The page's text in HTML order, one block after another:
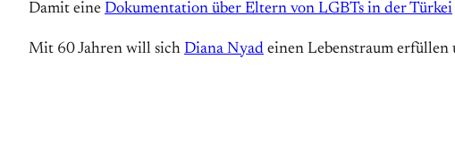
Damit eine Dokumentation über Eltern von LGBTs in der Türkei
Mit 60 Jahren will sich Diana Nyad einen Lebenstraum erfüllen